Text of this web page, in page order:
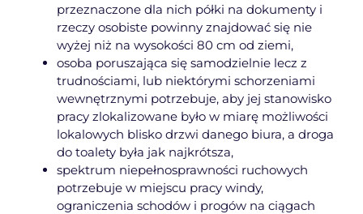
przeznaczone dla nich półki na dokumenty i
rzeczy osobiste powinny znajdować się nie
wyżej niż na wysokości 80 cm od ziemi,
osoba poruszająca się samodzielnie lecz z
trudnościami, lub niektórymi schorzeniami
wewnętrznymi potrzebuje, aby jej stanowisko
pracy zlokalizowane było w miarę możliwości
lokalowych blisko drzwi danego biura, a droga
do toalety była jak najkrótsza,
spektrum niepełnosprawności ruchowych
potrzebuje w miejscu pracy windy,
ograniczenia schodów i progów na ciągach